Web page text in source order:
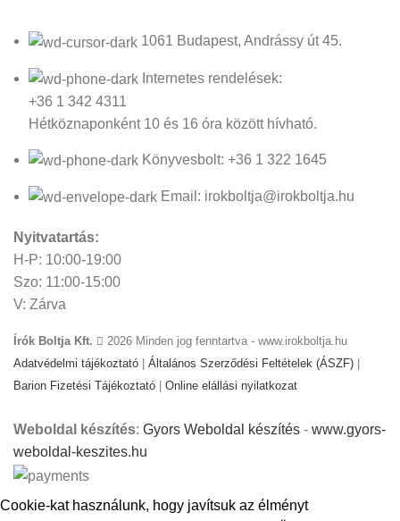
1061 Budapest, Andrássy út 45.
Internetes rendelések:
+36 1 342 4311
Hétköznaponként 10 és 16 óra között hívható.
Könyvesbolt: +36 1 322 1645
Email: irokboltja@irokboltja.hu
Nyitvatartás:
H-P: 10:00-19:00
Szo: 11:00-15:00
V: Zárva
Írók Boltja Kft.
2026 Minden jog fenntartva - www.irokboltja.hu
Adatvédelmi tájékoztató
Általános Szerződési Feltételek (ÁSZF)
Barion Fizetési Tájékoztató
Online elállási nyilatkozat
Weboldal készítés: Gyors Weboldal készítés - www.gyors-
weboldal-keszites.hu
Cookie-kat használunk, hogy javítsuk az élményt